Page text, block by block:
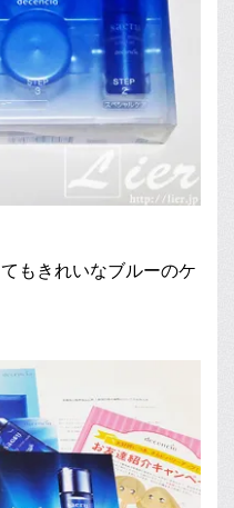
もきれいなブルーのケ